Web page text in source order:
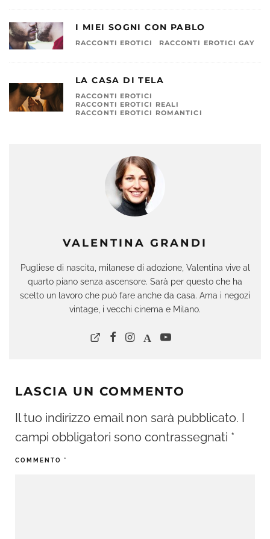
VALENTINA GRANDI
Pugliese di nascita, milanese di adozione, Valentina vive al
quarto piano senza ascensore. Sarà per questo che ha
scelto un lavoro che può fare anche da casa. Ama i negozi
vintage, i vecchi cinema e Milano.
I MIEI SOGNI CON PABLO
RACCONTI EROTICI RACCONTI EROTICI GAY
LA CASA DI TELA
RACCONTI EROTICI
RACCONTI EROTICI REALI
RACCONTI EROTICI ROMANTICI
LASCIA UN COMMENTO
Il tuo indirizzo email non sarà pubblicato. I
campi obbligatori sono contrassegnati *
COMMENTO *